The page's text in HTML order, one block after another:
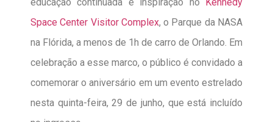
Space Center Visitor Complex, o Parque da NASA
na Flórida, a menos de 1h de carro de Orlando. Em
celebração a esse marco, o público é convidado a
comemorar o aniversário em um evento estrelado
nesta quinta-feira, 29 de junho, que está incluído